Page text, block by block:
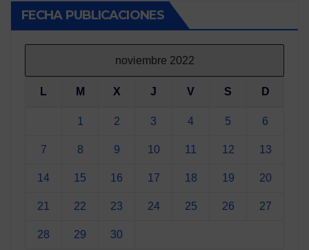
entradas
FECHA PUBLICACIONES
noviembre 2022
L M X J V S D
1 2 3 4 5 6
7 8 9 10 11 12 13
14 15 16 17 18 19 20
21 22 23 24 25 26 27
28 29 30